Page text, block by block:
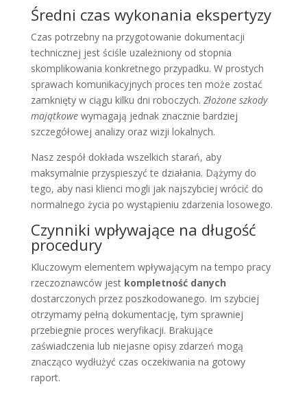
Średni czas wykonania ekspertyzy
Czas potrzebny na przygotowanie dokumentacji
technicznej jest ściśle uzależniony od stopnia
skomplikowania konkretnego przypadku. W prostych
sprawach komunikacyjnych proces ten może zostać
zamknięty w ciągu kilku dni roboczych. Złożone szkody
majątkowewymagają jednak znacznie bardziej
szczegółowej analizy oraz wizji lokalnych.
Nasz zespół dokłada wszelkich starań, aby
maksymalnie przyspieszyć te działania. Dążymy do
tego, aby nasi klienci mogli jak najszybciej wrócić do
normalnego życia po wystąpieniu zdarzenia losowego.
Czynniki wpływające na długość
procedury
Kluczowym elementem wpływającym na tempo pracy
rzeczoznawców jest kompletność danych
dostarczonych przez poszkodowanego. Im szybciej
otrzymamy pełną dokumentację, tym sprawniej
przebiegnie proces weryfikacji. Brakujące
zaświadczenia lub niejasne opisy zdarzeń mogą
znacząco wydłużyć czas oczekiwania na gotowy
raport.